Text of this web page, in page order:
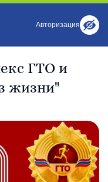
Авторизация
ГТО и
жизни"